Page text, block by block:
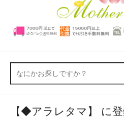
【◆アラレタマ】 に